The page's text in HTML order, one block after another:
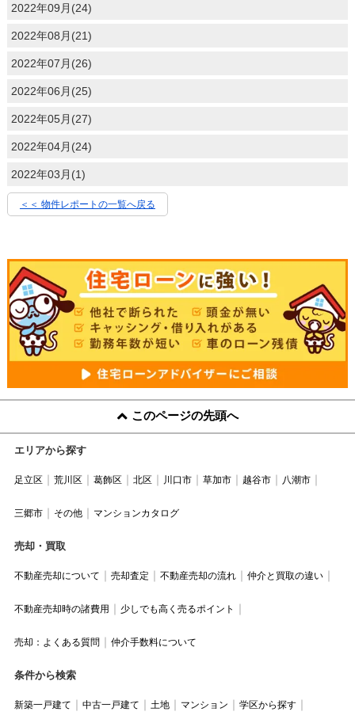
2022年09月(24)
2022年08月(21)
2022年07月(26)
2022年06月(25)
2022年05月(27)
2022年04月(24)
2022年03月(1)
＜＜ 物件レポートの一覧へ戻る
このページの先頭へ
エリアから探す
足立区 荒川区 葛飾区 北区 川口市 草加市 越谷市 八潮市
三郷市 その他 マンションカタログ
売却・買取
不動産売却について 売却査定 不動産売却の流れ 仲介と買取の違い
不動産売却時の諸費用 少しでも高く売るポイント
売却：よくある質問 仲介手数料について
条件から検索
新築一戸建て 中古一戸建て 土地 マンション 学区から探す